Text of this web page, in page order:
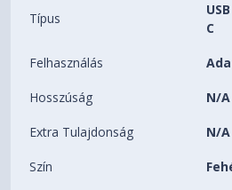
Típus
C
Felhasználás
Hosszúság N/A
Extra Tulajdonság N/A
Szín